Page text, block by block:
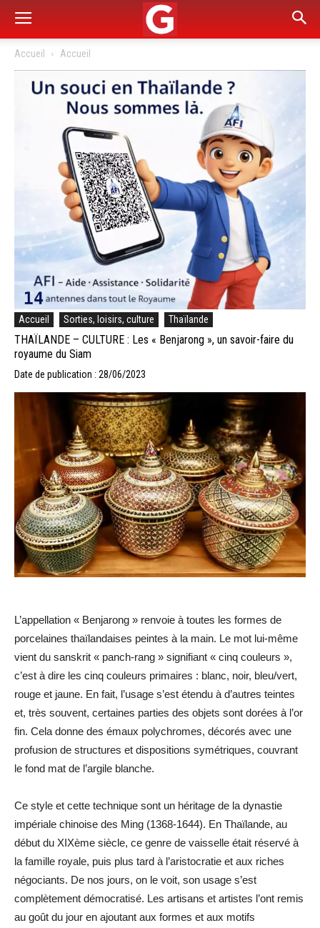
Accueil Accueil
Accueil Sorties, loisirs, culture Thaïlande
THAÏLANDE – CULTURE : Les « Benjarong », un savoir-faire du
royaume du Siam
Date de publication : 28/06/2023
L’appellation « Benjarong » renvoie à toutes les formes de
porcelaines thaïlandaises peintes à la main. Le mot lui-même
vient du sanskrit « panch-rang » signifiant « cinq couleurs »,
c’est à dire les cinq couleurs primaires : blanc, noir, bleu/vert,
rouge et jaune. En fait, l’usage s’est étendu à d’autres teintes
et, très souvent, certaines parties des objets sont dorées à l’or
fin. Cela donne des émaux polychromes, décorés avec une
profusion de structures et dispositions symétriques, couvrant
le fond mat de l’argile blanche.
Ce style et cette technique sont un héritage de la dynastie
impériale chinoise des Ming (1368-1644). En Thaïlande, au
début du XIXème siècle, ce genre de vaisselle était réservé à
la famille royale, puis plus tard à l’aristocratie et aux riches
négociants. De nos jours, on le voit, son usage s’est
complètement démocratisé. Les artisans et artistes l’ont remis
au goût du jour en ajoutant aux formes et aux motifs